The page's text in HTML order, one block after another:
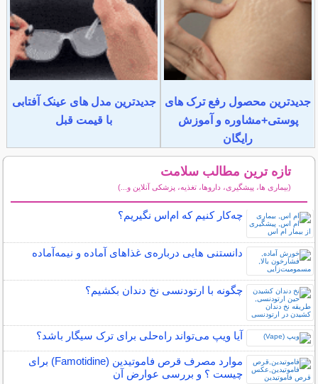
جدیدترین محصول رفع ترک های
پوستی+مشاوره و آموزش
رایگان
جدیدترین مدل های عینک آفتابی
با قیمت قبل
تازه ترین مطالب سلامت
(بیماری ها، پیشگیری، داروها، تغذیه، پزشکی آنلاین و...)
چه‌كار كنيم كه ام‌اس نگيريم؟
دانستنی هایی درباره‌ی غذاهای آماده و نیمه‌آماده
چگونه با ارتودنسی نخ دندان بکشیم؟
آیا ویپ می‌تواند راه‌حلی برای ترک سیگار باشد؟
موارد مصرف قرص فاموتیدین (Famotidine) برای
چیست ؟ و بررسی عوارض آن